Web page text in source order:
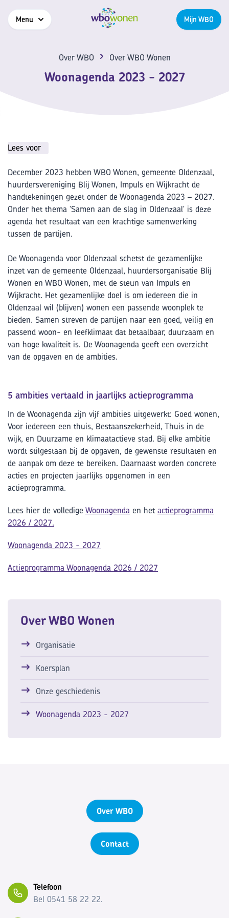
Menu Mijn WBO
Over WBO Over WBO Wonen
Woonagenda 2023 - 2027
Lees voor
December 2023 hebben WBO Wonen, gemeente Oldenzaal,
huurdersvereniging Blij Wonen, Impuls en Wijkracht de
handtekeningen gezet onder de Woonagenda 2023 – 2027.
Onder het thema 'Samen aan de slag in Oldenzaal' is deze
agenda het resultaat van een krachtige samenwerking
tussen de partijen.
De Woonagenda voor Oldenzaal schetst de gezamenlijke
inzet van de gemeente Oldenzaal, huurdersorganisatie Blij
Wonen en WBO Wonen, met de steun van Impuls en
Wijkracht. Het gezamenlijke doel is om iedereen die in
Oldenzaal wil (blijven) wonen een passende woonplek te
bieden. Samen streven de partijen naar een goed, veilig en
passend woon- en leefklimaat dat betaalbaar, duurzaam en
van hoge kwaliteit is. De Woonagenda geeft een overzicht
van de opgaven en de ambities.
5 ambities vertaald in jaarlijks actieprogramma
In de Woonagenda zijn vijf ambities uitgewerkt: Goed wonen,
Voor iedereen een thuis, Bestaanszekerheid, Thuis in de
wijk, en Duurzame en klimaatactieve stad. Bij elke ambitie
wordt stilgestaan bij de opgaven, de gewenste resultaten en
de aanpak om deze te bereiken. Daarnaast worden concrete
acties en projecten jaarlijks opgenomen in een
actieprogramma.
Lees hier de volledige Woonagenda en het actieprogramma
2026 / 2027.
Woonagenda 2023 - 2027
Actieprogramma Woonagenda 2026 / 2027
Over WBO Wonen
Organisatie
Koersplan
Onze geschiedenis
Woonagenda 2023 - 2027
Over WBO
Contact
Telefoon
Bel 0541 58 22 22.